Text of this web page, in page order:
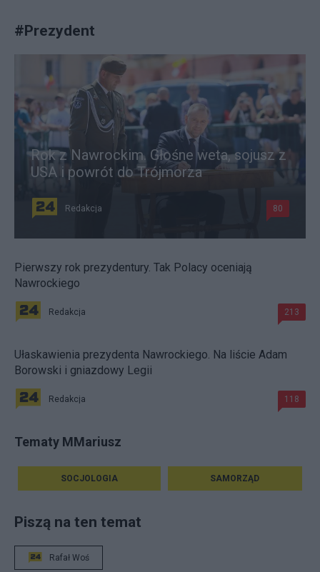
#Prezydent
Rok z Nawrockim. Głośne weta, sojusz z
USA i powrót do Trójmorza
Redakcja 80
Pierwszy rok prezydentury. Tak Polacy oceniają
Nawrockiego
Redakcja 213
Ułaskawienia prezydenta Nawrockiego. Na liście Adam
Borowski i gniazdowy Legii
Redakcja 118
Tematy MMariusz
SOCJOLOGIA SAMORZĄD
Piszą na ten temat
Rafał Woś